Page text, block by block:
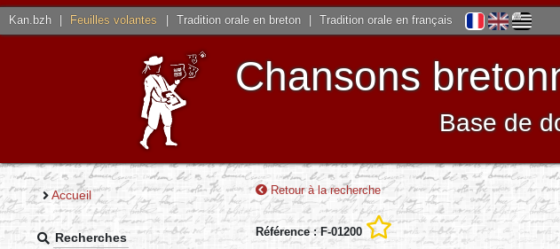
Kan.bzh Feuilles volantes Tradition orale en breton Tradition orale en français
Chansons
Base de
Accueil
Recherches
Retour à la recherche
Référence : F-01200